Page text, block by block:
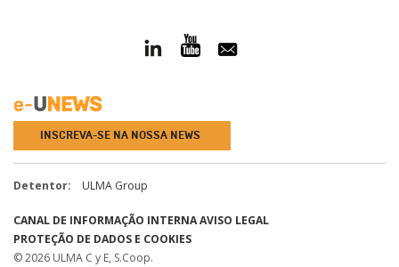
INSCREVA-SE NA NOSSA NEWS
Detentor: ULMA Group
CANAL DE INFORMAÇÃO INTERNAAVISO LEGAL
PROTEÇÃO DE DADOS E COOKIES
© 2026 ULMA C y E, S.Coop.